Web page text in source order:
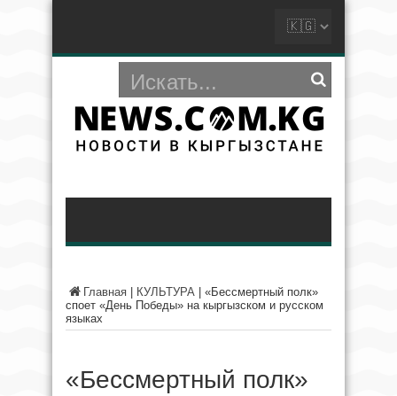
Главная КУЛЬТУРА
«Бессмертный полк»
споет «День Победы» на кыргызском и русском
языках
«Бессмертный полк»